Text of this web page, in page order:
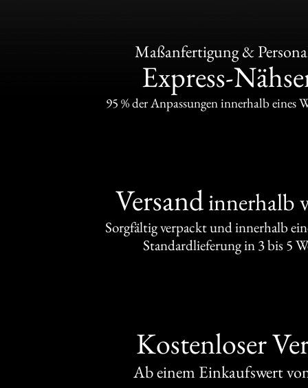
Maßanfertigung &
Express-
95 % der Anpassungen innerhalb eines
Versandinnerhalb
Sorgfältig verpackt und innerhalb
Standardlieferung in 3 bis 5
Kostenloser
Ab einem Einkaufswert